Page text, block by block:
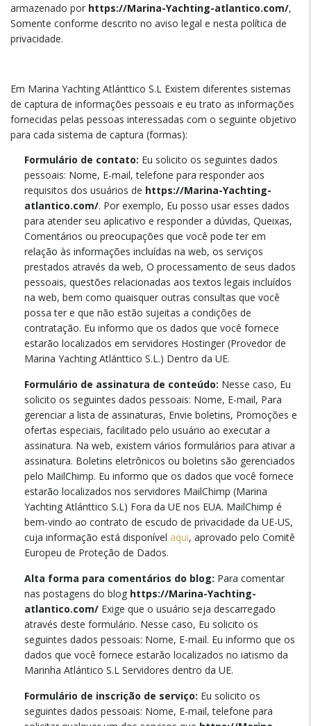
armazenado por https://Marina-Yachting-atlantico.com/,
Somente conforme descrito no aviso legal e nesta política de
privacidade.
Em Marina Yachting Atlánttico S.L Existem diferentes sistemas
de captura de informações pessoais e eu trato as informações
fornecidas pelas pessoas interessadas com o seguinte objetivo
para cada sistema de captura (formas):
Formulário de contato: Eu solicito os seguintes dados
pessoais: Nome, E-mail, telefone para responder aos
requisitos dos usuários de https://Marina-Yachting-
atlantico.com/. Por exemplo, Eu posso usar esses dados
para atender seu aplicativo e responder a dúvidas, Queixas,
Comentários ou preocupações que você pode ter em
relação às informações incluídas na web, os serviços
prestados através da web, O processamento de seus dados
pessoais, questões relacionadas aos textos legais incluídos
na web, bem como quaisquer outras consultas que você
possa ter e que não estão sujeitas a condições de
contratação. Eu informo que os dados que você fornece
estarão localizados em servidores Hostinger (Provedor de
Marina Yachting Atlánttico S.L.) Dentro da UE.
Formulário de assinatura de conteúdo: Nesse caso, Eu
solicito os seguintes dados pessoais: Nome, E-mail, Para
gerenciar a lista de assinaturas, Envie boletins, Promoções e
ofertas especiais, facilitado pelo usuário ao executar a
assinatura. Na web, existem vários formulários para ativar a
assinatura. Boletins eletrônicos ou boletins são gerenciados
pelo MailChimp. Eu informo que os dados que você fornece
estarão localizados nos servidores MailChimp (Marina
Yachting Atlánttico S.L) Fora da UE nos EUA. MailChimp é
bem-vindo ao contrato de escudo de privacidade da UE-US,
cuja informação está disponível aqui, aprovado pelo Comitê
Europeu de Proteção de Dados.
Alta forma para comentários do blog: Para comentar
nas postagens do blog https://Marina-Yachting-
atlantico.com/ Exige que o usuário seja descarregado
através deste formulário. Nesse caso, Eu solicito os
seguintes dados pessoais: Nome, E-mail. Eu informo que os
dados que você fornece estarão localizados no iatismo da
Marinha Atlántico S.L Servidores dentro da UE.
Formulário de inscrição de serviço: Eu solicito os
seguintes dados pessoais: Nome, E-mail, telefone para